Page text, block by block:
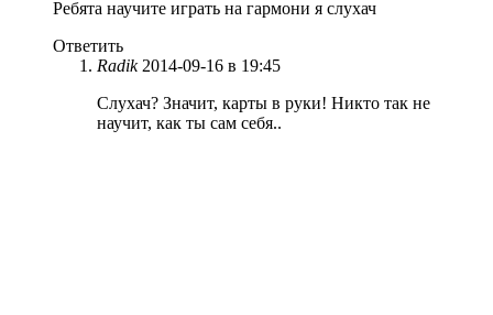
Ребята научите играть на гармони я слухач
Ответить
Radik 2014-09-16 в 19:45
Слухач? Значит, карты в руки! Никто так не
научит, как ты сам себя..